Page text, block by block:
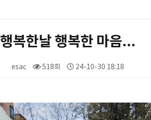
행복한날 행복한 마음...
esac 518회 24-10-30 18:18